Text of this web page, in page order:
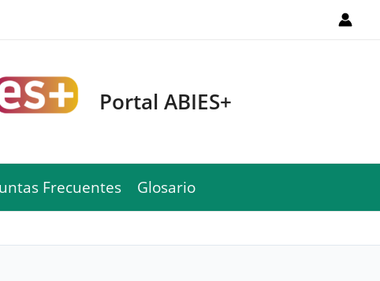
Portal ABIES+
Frecuentes Glosario